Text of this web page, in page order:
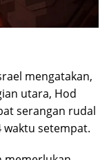
mengatakan,
utara, Hod
serangan rudal
waktu setempat.